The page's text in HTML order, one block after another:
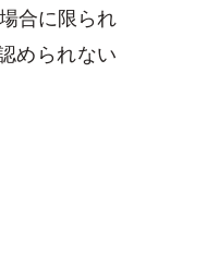
合に限られ
められない